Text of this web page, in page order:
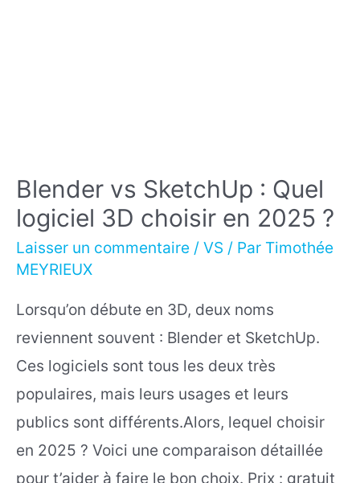
Blender vs SketchUp : Quel
logiciel 3D choisir en 2025 ?
Laisser un commentaire / VS / Par Timothée
MEYRIEUX
Lorsqu’on débute en 3D, deux noms
reviennent souvent : Blender et SketchUp.
Ces logiciels sont tous les deux très
populaires, mais leurs usages et leurs
publics sont différents.Alors, lequel choisir
en 2025 ? Voici une comparaison détaillée
pour t’aider à faire le bon choix. Prix : gratuit